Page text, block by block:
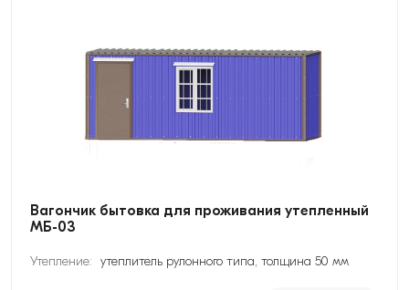
Вагончик бытовка для проживания утепленный
МБ-03
Утепление: утеплитель рулонного типа, толщина 50 мм